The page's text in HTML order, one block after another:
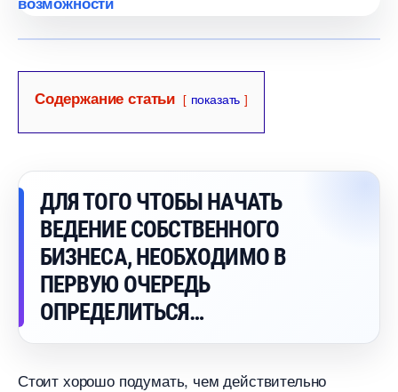
Содержание статьи показать
ДЛЯ ТОГО ЧТОБЫ НАЧАТЬ
ЕДЕНИЕ СОБСТВЕННОГО
БИЗНЕСА, НЕОБХОДИМО
ПЕРВУЮ ОЧЕРЕДЬ
ОПРЕДЕЛИТЬСЯ
Стоит хорошо подумать, чем действительно